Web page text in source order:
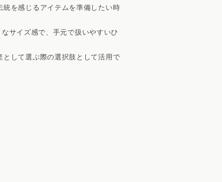
を感じるアイテムを準備したい時
サイズ感で、手元で扱いやすいひ
して選ぶ際の選択肢として活用で